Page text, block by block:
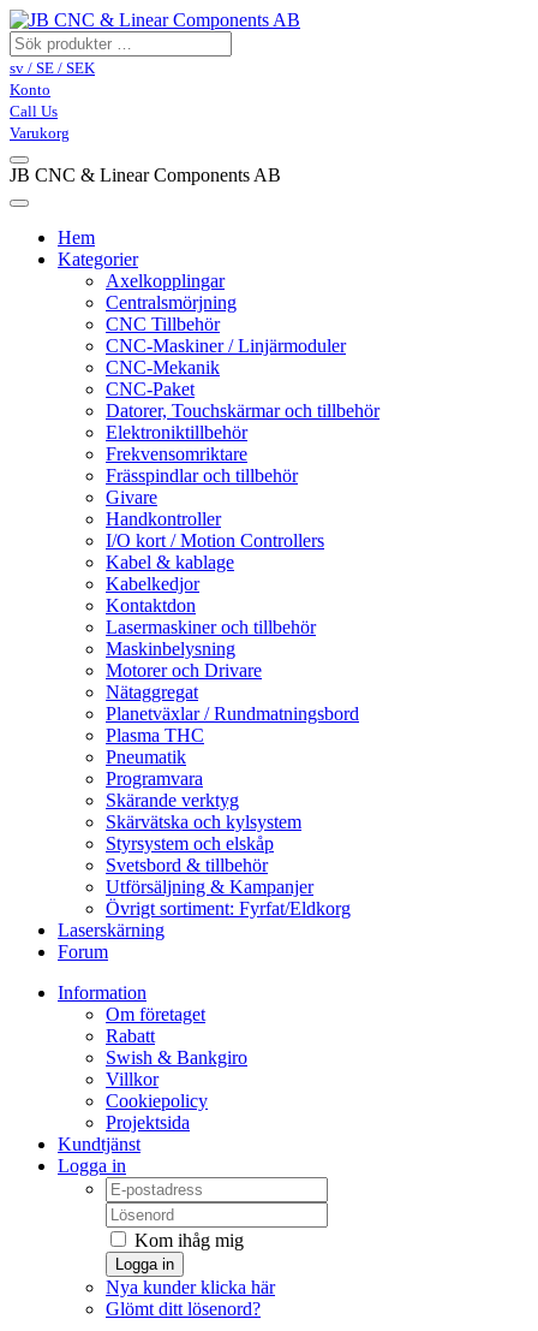
sv / SE / SEK
Konto
Call Us
Varukorg
JB CNC & Linear Components AB
Hem
Kategorier
Axelkopplingar
Centralsmörjning
CNC Tillbehör
CNC-Maskiner / Linjärmoduler
CNC-Mekanik
CNC-Paket
Datorer, Touchskärmar och tillbehör
Elektroniktillbehör
Frekvensomriktare
Frässpindlar och tillbehör
Givare
Handkontroller
I/O kort / Motion Controllers
Kabel & kablage
Kabelkedjor
Kontaktdon
Lasermaskiner och tillbehör
Maskinbelysning
Motorer och Drivare
Nätaggregat
Planetväxlar / Rundmatningsbord
Plasma THC
Pneumatik
Programvara
Skärande verktyg
Skärvätska och kylsystem
Styrsystem och elskåp
Svetsbord & tillbehör
Utförsäljning & Kampanjer
Övrigt sortiment: Fyrfat/Eldkorg
Laserskärning
Forum
Information
Om företaget
Rabatt
Swish & Bankgiro
Villkor
Cookiepolicy
Projektsida
Kundtjänst
Logga in
Kom ihåg mig
Logga in
Nya kunder klicka här
Glömt ditt lösenord?